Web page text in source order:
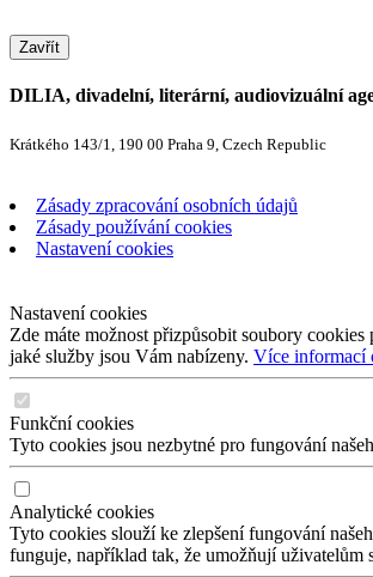
Zavřít
DILIA, divadelní, literární, audiovizuální
Krátkého 143/1, 190 00 Praha 9, Czech Republic
Zásady zpracování osobních údajů
Zásady používání cookies
Nastavení cookies
Nastavení cookies
Zde máte možnost přizpůsobit soubory
jaké služby jsou Vám nabízeny. Více informací
Funkční cookies
Tyto cookies jsou nezbytné pro fungování
Analytické cookies
Tyto cookies slouží ke zlepšení fungování
funguje, například tak, že umožňují